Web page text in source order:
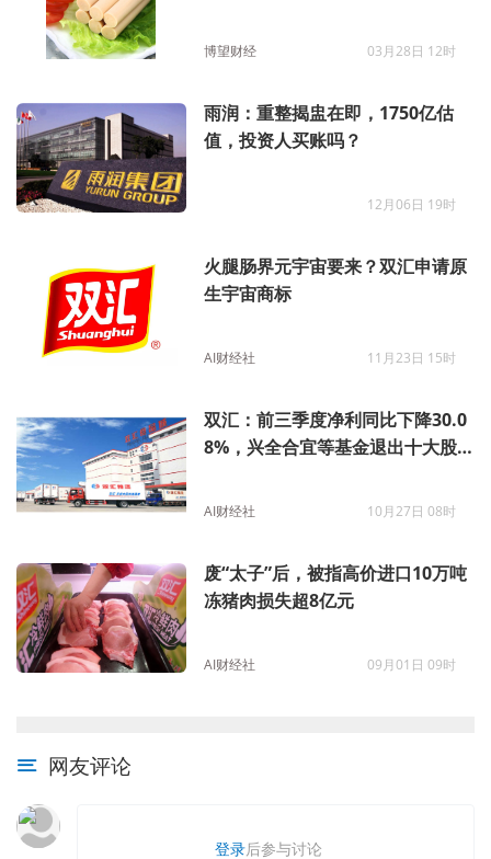
博望财经 03月28日 12时
雨润：重整揭盅在即，1750亿估
值，投资人买账吗？
12月06日 19时
火腿肠界元宇宙要来？双汇申请原
生宇宙商标
AI财经社 11月23日 15时
双汇：前三季度净利同比下降30.0
8%，兴全合宜等基金退出十大股
AI财经社 10月27日 08时
废“太子”后，被指高价进口10万吨
冻猪肉损失超8亿元
AI财经社 09月01日 09时
网友评论
登录后参与讨论